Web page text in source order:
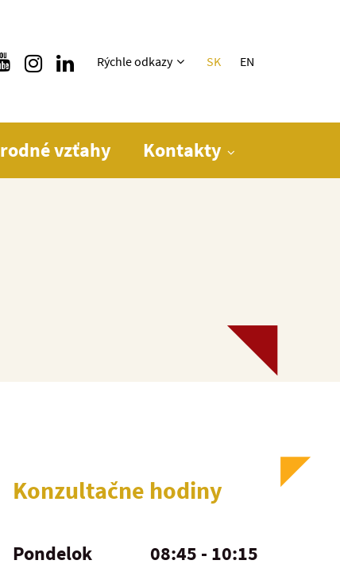
Rýchle menu
Rýchle odkazy SK EN
vzťahy Kontakty
Konzultačne hodiny
Pondelok 08:45 - 10:15